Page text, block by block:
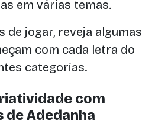
em várias temas.
de jogar, reveja algumas
com cada letra do
categorias.
com
de Adedanha